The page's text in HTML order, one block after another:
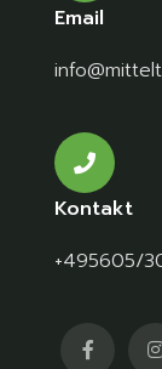
Email
Kontakt
+495605/